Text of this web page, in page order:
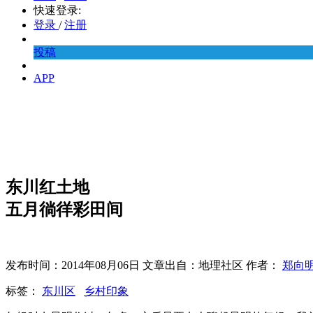
快速登录:
登录 / 注册
投稿
APP
东川红土地
五月徜徉彩田间
发布时间：2014年08月06日 文章出自：地理社区 作者： 郑向
标签： 东川区 乡村印象